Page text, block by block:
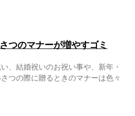
つのマナーが増やすゴミ
、結婚祝いのお祝い事や、新年・
つの際に贈るときのマナーは色々